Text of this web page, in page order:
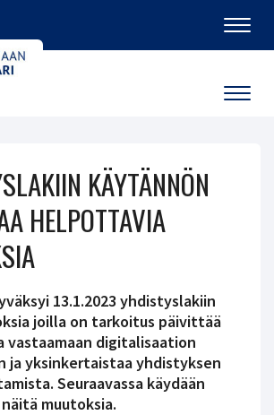
KÄYTÄNNÖN
HELPOTTAVIA
13.1.2023 yhdistyslakiin
joilla on tarkoitus päivittää
vastaamaan digitalisaation
ja yksinkertaistaa yhdistyksen
Seuraavassa käydään
muutoksia.